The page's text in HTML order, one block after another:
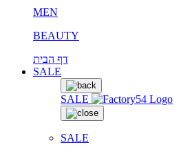
MEN
BEAUTY
דף הבית
SALE
SALE
SALE